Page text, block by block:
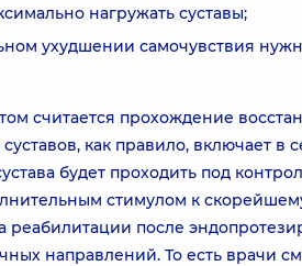
нагружать суставы;
ухудшении самочувствия
считается прохождение
как правило, включает в
будет проходить под
стимулом к
после
направлений. То есть врачи